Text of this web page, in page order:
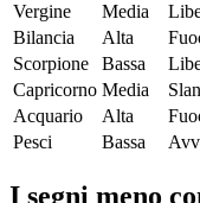
Vergine
Media
Bilancia
Alta
Scorpione
Bassa
Capricorno Media
Acquario
Alta
Pesci
Bassa
I segni meno